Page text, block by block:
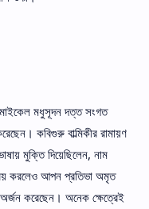
মাইকেল মধুসূদন দত্ত সংগত
কবিগুরু বাল্মিকীর রামায়ণ
মুক্তি দিয়েছিলেন, নাম
করলেও আপন প্রতিভা অমৃত
করেছেন। অনেক ক্ষেত্রেই